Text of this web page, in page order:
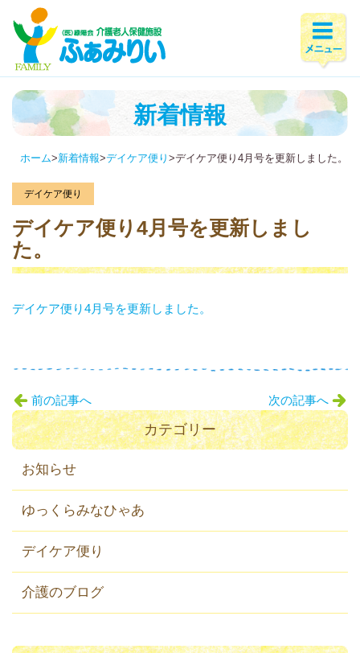
新着情報
ホーム>新着情報>デイケア便り >デイケア便り4月号を更新しました。
デイケア便り
デイケア便り4月号を更新しまし
た。
デイケア便り4月号を更新しました。
前の記事へ 次の記事へ
カテゴリー
お知らせ
ゆっくらみなひゃあ
デイケア便り
介護のブログ